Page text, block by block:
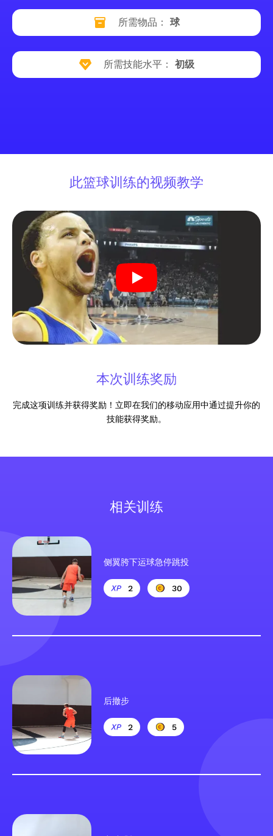
所需物品： 球
所需技能水平： 初级
此篮球训练的视频教学
本次训练奖励
完成这项训练并获得奖励！立即在我们的移动应用中通过提升你的
技能获得奖励。
相关训练
侧翼胯下运球急停跳投
2 30
后撤步
2 5